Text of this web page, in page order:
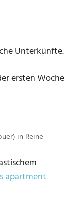
Unterkünfte.
ersten Woche
in Reine
apartment